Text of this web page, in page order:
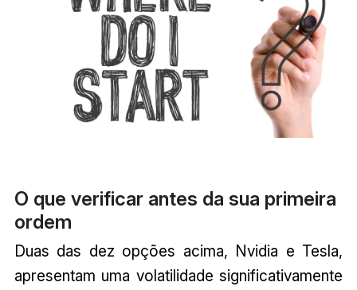
O que verificar antes da sua primeira
ordem
Duas das dez opções acima, Nvidia e Tesla,
apresentam uma volatilidade significativamente